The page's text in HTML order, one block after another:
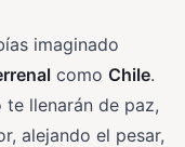
imaginado
como Chile.
te llenarán de paz,
alejando el pesar,